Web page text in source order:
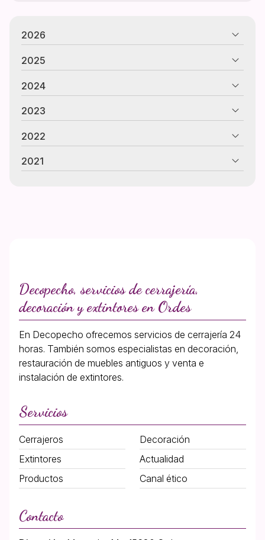
2026
2025
2024
2023
2022
2021
Decopecho, servicios de cerrajería,
decoración y extintores en Ordes
En Decopecho ofrecemos servicios de cerrajería 24
horas. También somos especialistas en decoración,
restauración de muebles antiguos y venta e
instalación de extintores.
Servicios
Cerrajeros
Decoración
Extintores
Actualidad
Productos
Canal ético
Contacto